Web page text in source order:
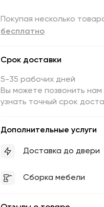
Покупая несколько
бесплатно
Срок доставки
5-35 рабочих дней
Вы можете позвонить
узнать точный срок
Дополнительные услуги
Доставка до двери
Сборка мебели